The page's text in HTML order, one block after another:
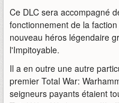
Ce DLC sera accompagné
fonctionnement de la
nouveau héros légendaire
l'Impitoyable.
Il a en outre une autre
premier Total War:
seigneurs payants étaient